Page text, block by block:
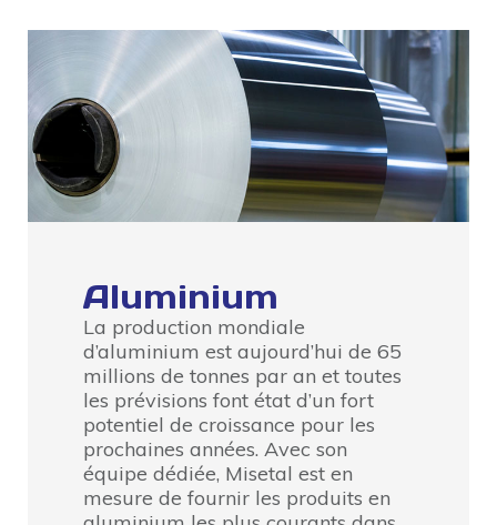
Aluminium
La production mondiale
d’aluminium est aujourd’hui de 65
millions de tonnes par an et toutes
les prévisions font état d’un fort
potentiel de croissance pour les
prochaines années. Avec son
équipe dédiée, Misetal est en
mesure de fournir les produits en